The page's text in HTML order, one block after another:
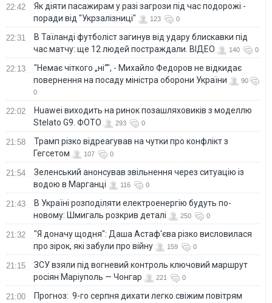
22:42
Як діяти пасажирам у разі загрози під час подорожі -
поради від "Укрзалізниці"
123 0
22:31
В Таїланді футболіст загинув від удару блискавки під
час матчу: ще 12 людей постраждали. ВІДЕО
140 0
22:13
"Немає чіткого „ні“", - Михайло Федоров не відкидає
повернення на посаду міністра оборони України
90
0
22:02
Huawei виходить на ринок позашляховиків з моделлю
Stelato G9. ФОТО
293 0
21:58
Трамп різко відреагував на чутки про конфлікт з
Гегсетом
107 0
21:54
Зеленський анонсував звільнення через ситуацію із
водою в Марганці
116 0
21:43
В Україні розподіляти електроенергію будуть по-
новому: Шмигаль розкрив деталі
250 0
21:32
"Я доначу щодня": Даша Астаф'єва різко висловилася
про зірок, які забули про війну
159 0
21:15
ЗСУ взяли під вогневий контроль ключовий маршрут
росіян Маріуполь — Чонгар
221 0
21:00
Прогноз: 9-го серпня дихати легко свіжим повітрям